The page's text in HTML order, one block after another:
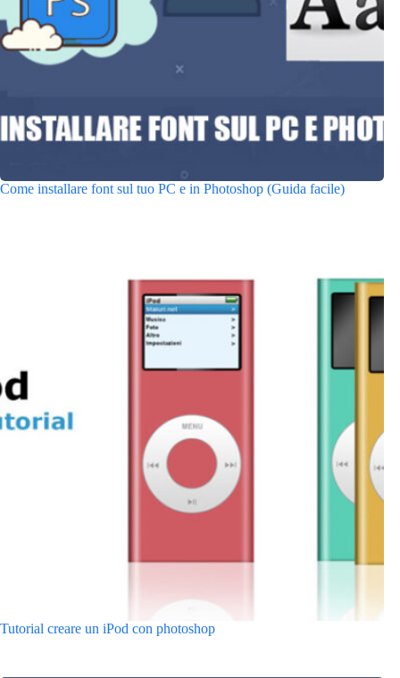
Come installare font sul tuo PC e in Photoshop (Guida facile)
Tutorial creare un iPod con photoshop